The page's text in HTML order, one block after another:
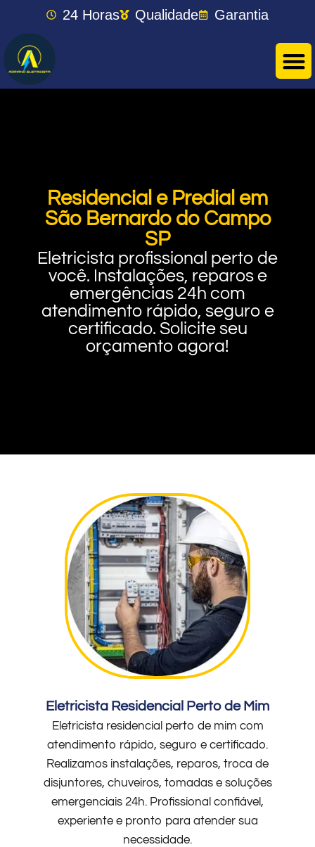
24 Horas Qualidade Garantia
Residencial e Predial em
São Bernardo do Campo
SP
Eletricista profissional perto de
você. Instalações, reparos e
emergências 24h com
atendimento rápido, seguro e
certificado. Solicite seu
orçamento agora!
Eletricista Residencial Perto de Mim
Eletricista residencial perto de mim com
atendimento rápido, seguro e certificado.
Realizamos instalações, reparos, troca de
disjuntores, chuveiros, tomadas e soluções
emergenciais 24h. Profissional confiável,
experiente e pronto para atender sua
necessidade.